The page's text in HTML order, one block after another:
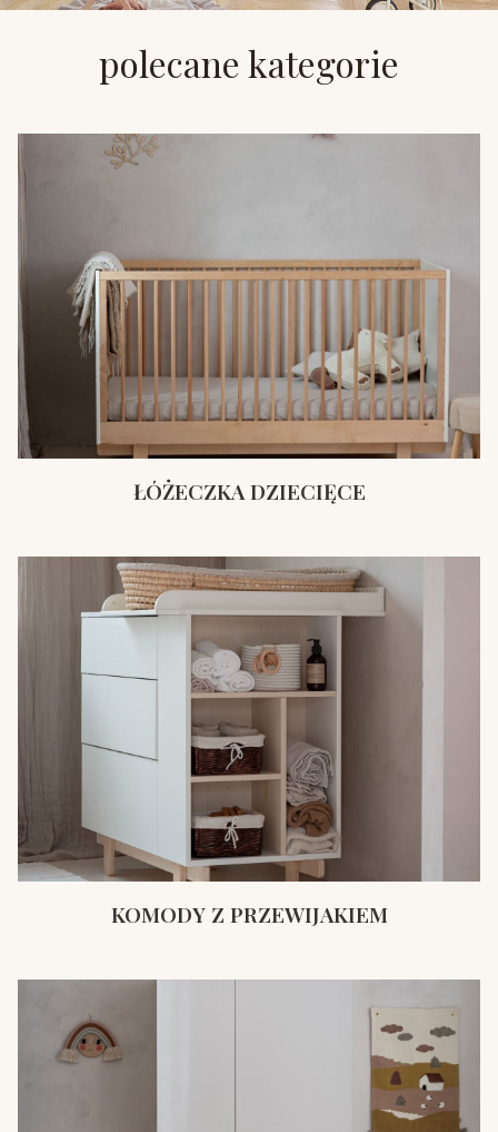
polecane kategorie
ŁÓŻECZKA DZIECIĘCE
KOMODY Z PRZEWIJAKIEM